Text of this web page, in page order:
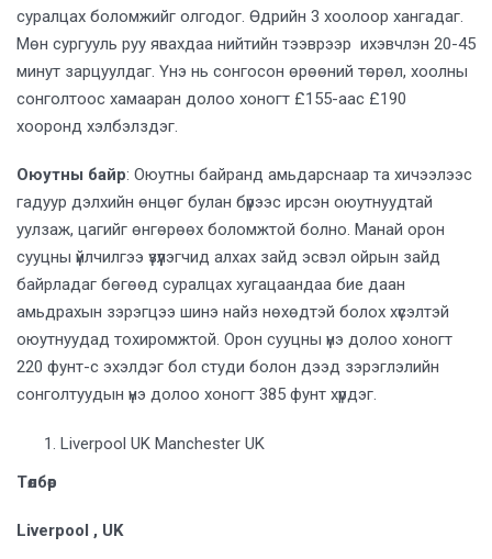
суралцах боломжийг олгодог. Өдрийн 3 хоолоор хангадаг.
Мөн сургууль руу явахдаа нийтийн тээврээр ихэвчлэн 20-45
минут зарцуулдаг. Үнэ нь сонгосон өрөөний төрөл, хоолны
сонголтоос хамааран долоо хоногт £155-аас £190
хооронд хэлбэлздэг.
Оюутны байр: Оюутны байранд амьдарснаар та хичээлээс
гадуур дэлхийн өнцөг булан бүрээс ирсэн оюутнуудтай
уулзаж, цагийг өнгөрөөх боломжтой болно. Манай орон
сууцны үйлчилгээ үзүүлэгчид алхах зайд эсвэл ойрын зайд
байрладаг бөгөөд суралцах хугацаандаа бие даан
амьдрахын зэрэгцээ шинэ найз нөхөдтэй болох хүсэлтэй
оюутнуудад тохиромжтой. Орон сууцны үнэ долоо хоногт
220 фунт-с эхэлдэг бол студи болон дээд зэрэглэлийн
сонголтуудын үнэ долоо хоногт 385 фунт хүрдэг.
Liverpool UK Manchester UK
Төлбөр
Liverpool , UK